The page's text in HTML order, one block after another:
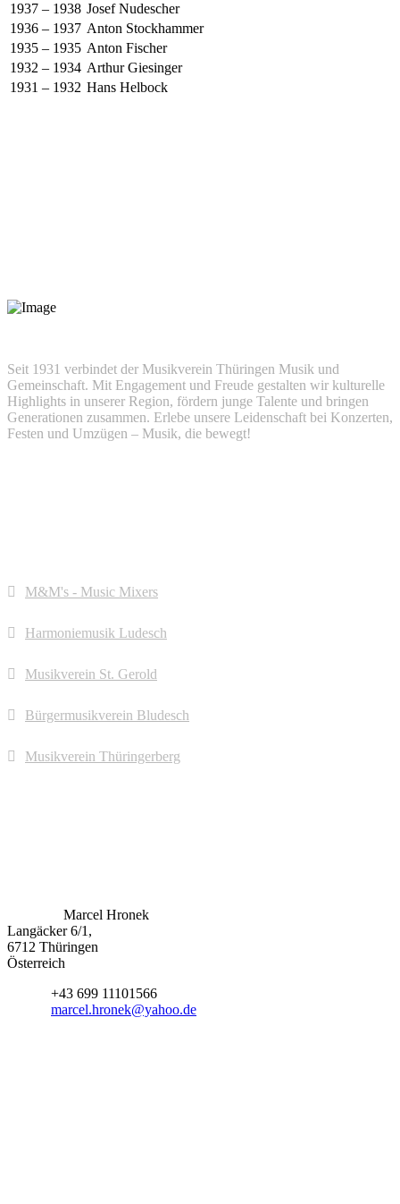
1937 – 1938 Josef Nudescher
1936 – 1937 Anton Stockhammer
1935 – 1935 Anton Fischer
1932 – 1934 Arthur Giesinger
1931 – 1932 Hans Helbock
Seit 1931 verbindet der Musikverein Thüringen Musik und
Gemeinschaft. Mit Engagement und Freude gestalten wir kulturelle
Highlights in unserer Region, fördern junge Talente und bringen
Generationen zusammen. Erlebe unsere Leidenschaft bei Konzerten,
Festen und Umzügen – Musik, die bewegt!
M&M's - Music Mixers
Harmoniemusik Ludesch
Musikverein St. Gerold
Bürgermusikverein Bludesch
Musikverein Thüringerberg
Marcel Hronek
Langäcker 6/1,
6712 Thüringen
Österreich
+43 699 11101566
marcel.hronek@yahoo.de